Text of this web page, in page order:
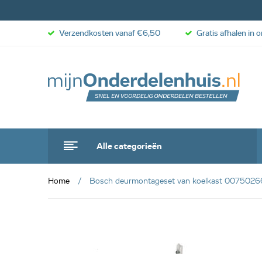
Alle categorieën
Verzendkosten vanaf €6,50 Gratis afhalen in
Home Bosch deurmontageset van koelkast